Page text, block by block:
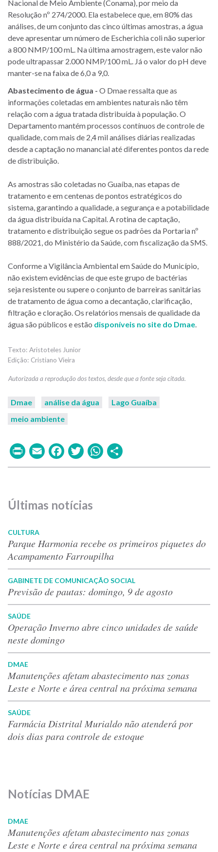
Nacional de Meio Ambiente (Conama), por meio da
Resolução nº 274/2000. Ela estabelece que, em 80% das
análises, de um conjunto das cinco últimas amostras, a água
deve apresentar um número de Escherichia coli não superior
a 800 NMP/100 mL. Na última amostragem, este valor não
pode ultrapassar 2.000 NMP/100 mL. Já o valor do pH deve
manter-se na faixa de 6,0 a 9,0.
Abastecimento de água - O Dmae ressalta que as
informações coletadas em ambientes naturais não têm
relação com a água tratada distribuída à população. O
Departamento mantém processos contínuos de controle de
qualidade, com mais de 2,4 mil análises diárias realizadas
desde a captação no manancial até diferentes pontos da rede
de distribuição.
As amostras são coletadas no Guaíba, nas etapas de
tratamento e em centenas de pontos estratégicos do
sistema, garantindo a qualidade, a segurança e a potabilidade
da água distribuída na Capital. A rotina de captação,
tratamento e distribuição segue os padrões da Portaria nº
888/2021, do Ministério da Saúde, com fiscalização da SMS.
Conforme a Vigilância Ambiental em Saúde do Município,
não existem evidências de que este grupo de bactérias
seja resistente ou supere o conjunto de barreiras sanitárias
de tratamento de água como a decantação, clarificação,
filtração e cloração. Os relatórios mensais de qualidade da
água são públicos e estão disponíveis no site do Dmae.
Aristoteles Junior
Cristiano Vieira
Dmae análise da água
Lago Guaíba
meio ambiente
PrintEmailFacebook
TwitterWhatsApp
Últimas notícias
CULTURA
Parque Harmonia recebe os primeiros piquetes do
Acampamento Farroupilha
GABINETE DE COMUNICAÇÃO SOCIAL
Previsão de pautas: domingo, 9 de agosto
SAÚDE
Operação Inverno abre cinco unidades de saúde
neste domingo
DMAE
Manutenções afetam abastecimento nas zonas
Leste e Norte e área central na próxima semana
SAÚDE
Farmácia Distrital Murialdo não atenderá por
dois dias para controle de estoque
Notícias DMAE
DMAE
Manutenções afetam abastecimento nas zonas
Leste e Norte e área central na próxima semana